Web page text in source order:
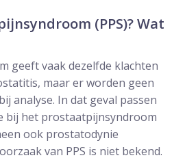
(PPS)? Wat
geeft vaak dezelfde klachten
maar er worden geen
analyse. In dat geval passen
bij het prostaatpijnsyndroom
ook prostatodynie
van PPS is niet bekend.